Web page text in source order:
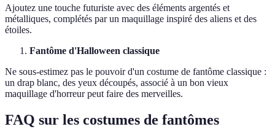
Ajoutez une touche futuriste avec des éléments argentés et
métalliques, complétés par un maquillage inspiré des aliens et des
étoiles.
Fantôme d'Halloween classique
Ne sous-estimez pas le pouvoir d'un costume de fantôme classique :
un drap blanc, des yeux découpés, associé à un bon vieux
maquillage d'horreur peut faire des merveilles.
FAQ sur les costumes de fantômes